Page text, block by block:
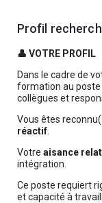
Profil
👤 VOTRE PROFIL
Dans le cadre de
formation au poste
collègues et
Vous êtes
réactif.
Votre aisance
intégration.
Ce poste requiert
et capacité à